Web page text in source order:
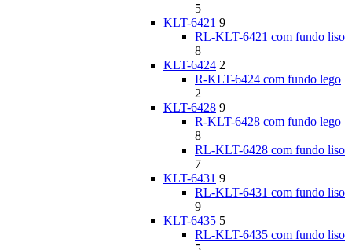
5
KLT-6421 9
RL-KLT-6421 com fundo liso
8
KLT-6424 2
R-KLT-6424 com fundo lego
2
KLT-6428 9
R-KLT-6428 com fundo lego
8
RL-KLT-6428 com fundo liso
7
KLT-6431 9
RL-KLT-6431 com fundo liso
9
KLT-6435 5
RL-KLT-6435 com fundo liso